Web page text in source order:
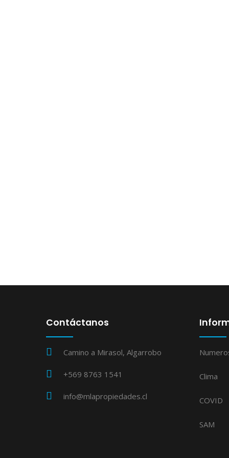
Contáctanos
Camino a Mirasol, Algarrobo
+569 8763 1541
info@mlapropiedades.cl
Clima
COVID
SAM